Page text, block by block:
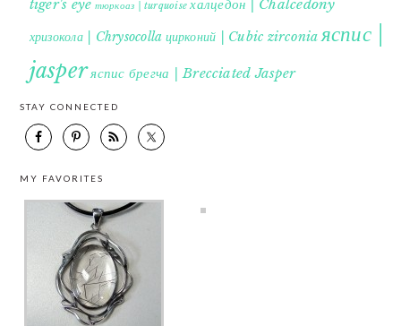
tiger's eye тюркоаз | turquoise халцедон | Chalcedony
хризокола | Chrysocolla цирконий | Cubic zirconia яспис |
jasperяспис брегча | Brecciated Jasper
STAY CONNECTED
MY FAVORITES